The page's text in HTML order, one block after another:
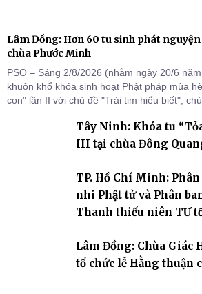
Lâm Đồng: Hơn 60 tu sinh phát nguyện
chùa Phước Minh
PSO – Sáng 2/8/2026 (nhằm ngày 20/6
khuôn khổ khóa sinh hoạt Phật pháp mùa
con" lần II với chủ đề "Trái tim hiểu biết",
cho hơn 60 tu sinh.Tây Ninh: Khóa tu
III tại chùa Đông
TP. Hồ Chí Minh:
nhi Phật tử và Phân
Thanh thiếu niên TƯ
Lâm Đồng: Chùa Giác
tổ chức lễ Hằng thuận